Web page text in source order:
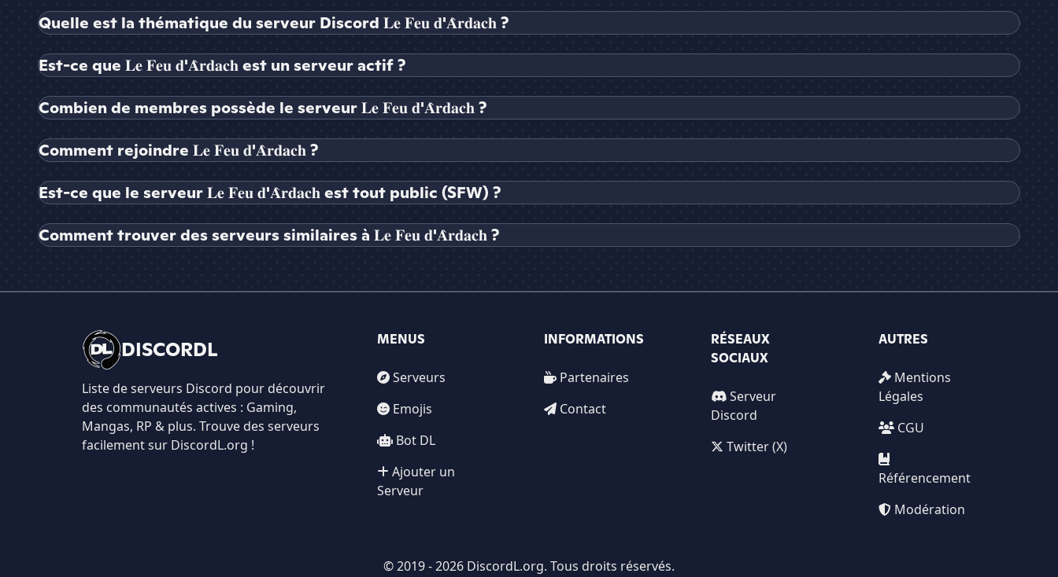
Quelle est la thématique du serveur Discord 𝐋𝐞 𝐅𝐞𝐮 𝐝'𝐀̀𝐫𝐝𝐚𝐜𝐡 ?
Est-ce que 𝐋𝐞 𝐅𝐞𝐮 𝐝'𝐀̀𝐫𝐝𝐚𝐜𝐡 est un serveur actif ?
Combien de membres possède le serveur 𝐋𝐞 𝐅𝐞𝐮 𝐝'𝐀̀𝐫𝐝𝐚𝐜𝐡 ?
Comment rejoindre 𝐋𝐞 𝐅𝐞𝐮 𝐝'𝐀̀𝐫𝐝𝐚𝐜𝐡 ?
Est-ce que le serveur 𝐋𝐞 𝐅𝐞𝐮 𝐝'𝐀̀𝐫𝐝𝐚𝐜𝐡 est tout public (SFW) ?
Comment trouver des serveurs similaires à 𝐋𝐞 𝐅𝐞𝐮 𝐝'𝐀̀𝐫𝐝𝐚𝐜𝐡 ?
DISCORDL
Liste de serveurs Discord pour découvrir
des communautés actives : Gaming,
Mangas, RP & plus. Trouve des serveurs
facilement sur DiscordL.org !
MENUS
Serveurs
Emojis
Bot DL
Ajouter un
Serveur
INFORMATIONS
Partenaires
Contact
RÉSEAUX
SOCIAUX
Serveur
Discord
Twitter (X)
AUTRES
Mentions
Légales
CGU
Référencement
Modération
© 2019 - 2026 DiscordL.org. Tous droits réservés.